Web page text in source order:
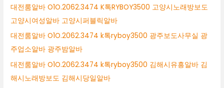
대전룸알바 O1O.2062.3474 K톡RYBOY3500 고양시노래방보도
고양시여성알바 고양시퍼블릭알바
대전룸알바 O1O.2062.3474 k톡ryboy3500 광주보도사무실 광
주업소알바 광주밤알바
대전룸알바 O1O.2062.3474 k톡ryboy3500 김해시유흥알바 김
해시노래방보도 김해시당일알바